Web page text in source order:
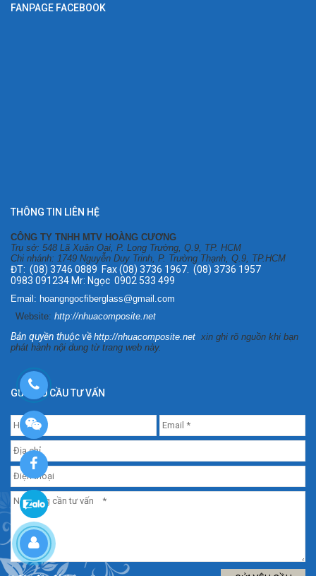
FANPAGE FACEBOOK
THÔNG TIN LIÊN HỆ
CÔNG TY TNHH MTV HOÀNG CƯƠNG
Trụ sở: 548 Lã Xuân Oai, P. Long Trường, Q.9, TP. HCM
Chi nhánh: 1749 Nguyễn Duy Trinh, P. Trường Thạnh, Q.9, TP.HCM
ĐT: (08) 3746 0889 Fax (08) 3736 1967. (08) 3736 1957
0983 091234 Mr: Ngọc 0902 533 499
Email: hoangngocfiberglass@gmail.com
Website: http://nhuacomposite.net
Bản quyền thuộc về http://nhuacomposite.net xin ghi rõ nguồn khi bạn
phát hành nội dung từ trang web này.
GỬI YÊU CẦU TƯ VẤN